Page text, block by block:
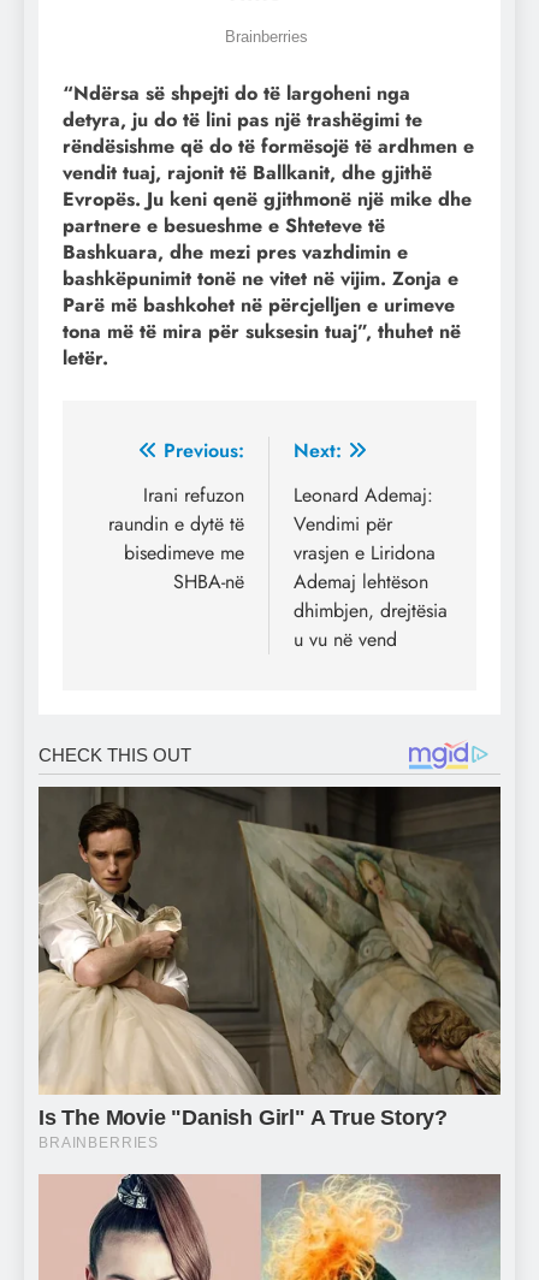
“Ndërsa së shpejti do të largoheni nga
detyra, ju do të lini pas një trashëgimi te
rëndësishme që do të formësojë të ardhmen e
vendit tuaj, rajonit të Ballkanit, dhe gjithë
Evropës. Ju keni qenë gjithmonë një mike dhe
partnere e besueshme e Shteteve të
Bashkuara, dhe mezi pres vazhdimin e
bashkëpunimit tonë ne vitet në vijim. Zonja e
Parë më bashkohet në përcjelljen e urimeve
tona më të mira për suksesin tuaj”, thuhet në
letër.
Post
navigation
Previous:
Irani refuzon
raundin e dytë të
bisedimeve me
SHBA-në
Next:
Leonard Ademaj:
Vendimi për
vrasjen e Liridona
Ademaj lehtëson
dhimbjen, drejtësia
u vu në vend